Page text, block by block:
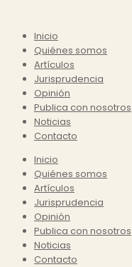
Inicio
Quiénes somos
Artículos
Jurisprudencia
Opinión
Publica con nosotros
Noticias
Contacto
Inicio
Quiénes somos
Artículos
Jurisprudencia
Opinión
Publica con nosotros
Noticias
Contacto